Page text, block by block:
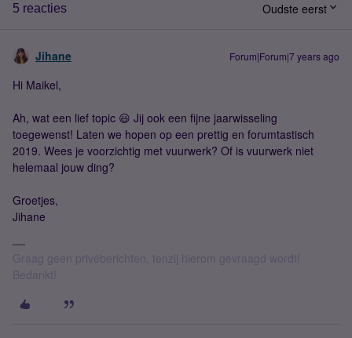
5 reacties Oudste eerst
Jihane Forum|Forum|7 years ago
Hi Maikel,
Ah, wat een lief topic 😃 Jij ook een fijne jaarwisseling
toegewenst! Laten we hopen op een prettig en forumtastisch
2019. Wees je voorzichtig met vuurwerk? Of is vuurwerk niet
helemaal jouw ding?
Groetjes,
Jihane
Graag geen privéberichten, tenzij hierom gevraagd wordt!
Bedankt!